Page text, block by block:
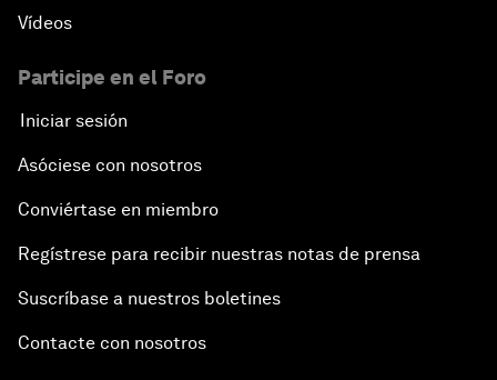
Vídeos
Participe en el Foro
Iniciar sesión
Asóciese con nosotros
Conviértase en miembro
Regístrese para recibir nuestras notas de prensa
Suscríbase a nuestros boletines
Contacte con nosotros